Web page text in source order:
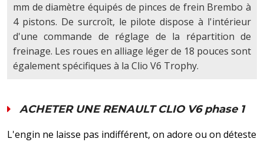
mm de diamètre équipés de pinces de frein Brembo à
4 pistons. De surcroît, le pilote dispose à l'intérieur
d'une commande de réglage de la répartition de
freinage. Les roues en alliage léger de 18 pouces sont
également spécifiques à la Clio V6 Trophy.
ACHETER UNE RENAULT CLIO V6 phase 1
L'engin ne laisse pas indifférent, on adore ou on déteste